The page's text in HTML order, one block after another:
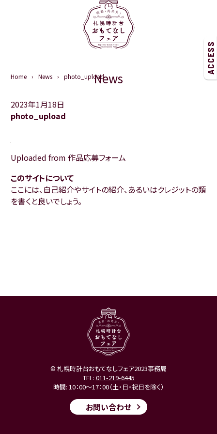
ACCESS
Home News photo_uploadNews
2023年1月18日
photo_upload
Uploaded from 作品応募フォーム
このサイトについて
ここには、自己紹介やサイトの紹介、あるいはクレジットの類
を書くと良いでしょう。
© 札幌時計台おもてなしフェア2023事務局
TEL: 011-219-6445
時間: 10：00～17：00（土・日・祝日を除く）
お問い合わせ